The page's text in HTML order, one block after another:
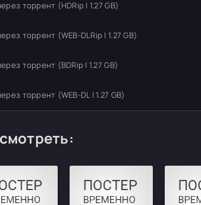
торрент (HDRip | 1.27 GB)
торрент (WEB-DLRip | 1.27 GB)
торрент (BDRip | 1.27 GB)
торрент (WEB-DL | 1.27 GB)